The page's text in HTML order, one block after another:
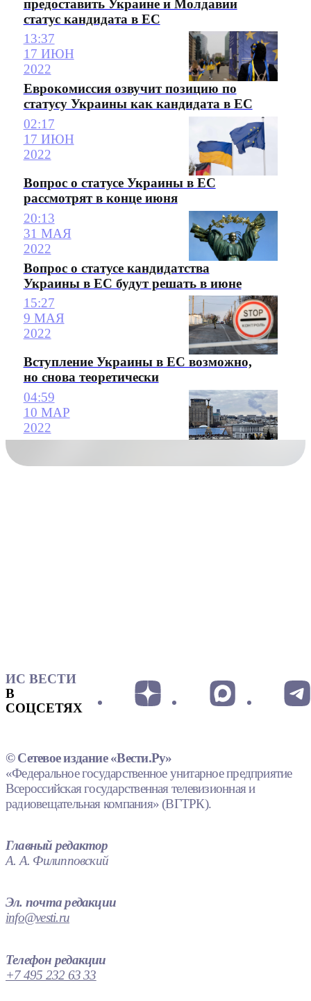
предоставить Украине и Молдавии
статус кандидата в ЕС
13:37
17 ИЮН
2022
Еврокомиссия озвучит позицию по
статусу Украины как кандидата в ЕС
02:17
17 ИЮН
2022
Вопрос о статусе Украины в ЕС
рассмотрят в конце июня
20:13
31 МАЯ
2022
Вопрос о статусе кандидатства
Украины в ЕС будут решать в июне
15:27
9 МАЯ
2022
Вступление Украины в ЕС возможно,
но снова теоретически
04:59
10 МАР
2022
ИС ВЕСТИ
В
СОЦСЕТЯХ
© Сетевое издание «Вести.Ру»
«Федеральное государственное унитарное предприятие
Всероссийская государственная телевизионная и
радиовещательная компания» (ВГТРК).
Главный редактор
А. А. Филипповский
Эл. почта редакции
info@vesti.ru
Телефон редакции
+7 495 232 63 33